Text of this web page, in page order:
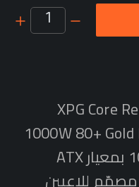
1